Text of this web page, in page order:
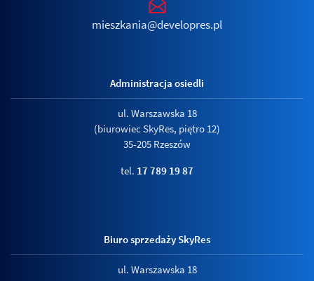
mieszkania@developres.pl
Administracja osiedli
ul. Warszawska 18
(biurowiec SkyRes, piętro 12)
35-205 Rzeszów
tel. 17 789 19 87
Biuro sprzedaży SkyRes
ul. Warszawska 18